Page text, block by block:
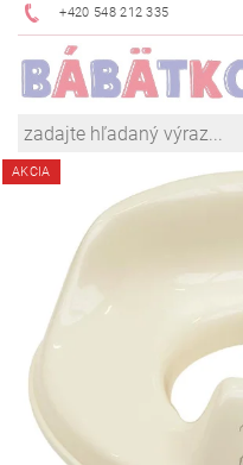
+420 548 212 335
AKCIA